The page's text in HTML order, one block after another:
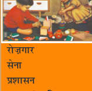
रोज़गार
सेना
प्रशासन